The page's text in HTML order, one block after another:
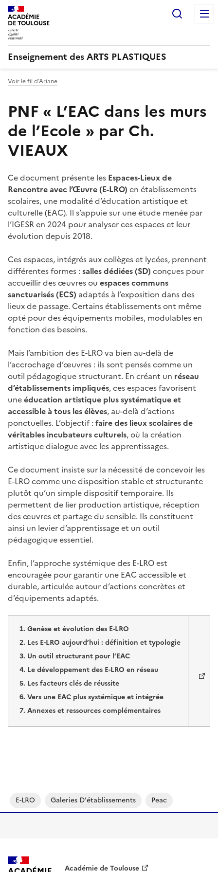
ACADÉMIE
DE TOULOUSE
Enseignement des ARTS PLASTIQUES
Voir le fil d’Ariane
PNF « L’EAC dans les murs
de l’Ecole » par Ch.
VIEAUX
Ce document présente les Espaces-Lieux de
Rencontre avec l’Œuvre (E-LRO) en établissements
scolaires, une modalité d’éducation artistique et
culturelle (EAC). Il s’appuie sur une étude menée par
l’IGESR en 2024 pour analyser ces espaces et leur
évolution depuis 2018.
Ces espaces, intégrés aux collèges et lycées, prennent
différentes formes : salles dédiées (SD) conçues pour
accueillir des œuvres ou espaces communs
sanctuarisés (ECS) adaptés à l’exposition dans des
lieux de passage. Certains établissements ont même
opté pour des équipements mobiles, modulables en
fonction des besoins.
Mais l’ambition des E-LRO va bien au-delà de
l’accrochage d’œuvres : ils sont pensés comme un
outil pédagogique structurant. En créant un réseau
d’établissements impliqués, ces espaces favorisent
uneéducation artistique plus systématique et
accessible à tous les élèves, au-delà d’actions
ponctuelles. L’objectif : faire des lieux scolaires de
véritables incubateurs culturels, où la création
artistique dialogue avec les apprentissages.
Ce document insiste sur la nécessité de concevoir les
E-LRO comme une disposition stable et structurante
plutôt qu’un simple dispositif temporaire. Ils
permettent de lier production artistique, réception
des œuvres et partage du sensible. Ils constituent
ainsi un levier d’apprentissage et un outil
pédagogique essentiel.
Enfin, l’approche systémique des E-LRO est
encouragée pour garantir une EAC accessible et
durable, articulée autour d’actions concrètes et
d’équipements adaptés.
Genèse et évolution des E-LRO
Les E-LRO aujourd’hui : définition et typologie
Un outil structurant pour l’EAC
Le développement des E-LRO en réseau
Les facteurs clés de réussite
Vers une EAC plus systémique et intégrée
Annexes et ressources complémentaires
E-LRO Galeries D'établissements Peac
Académie de Toulouse